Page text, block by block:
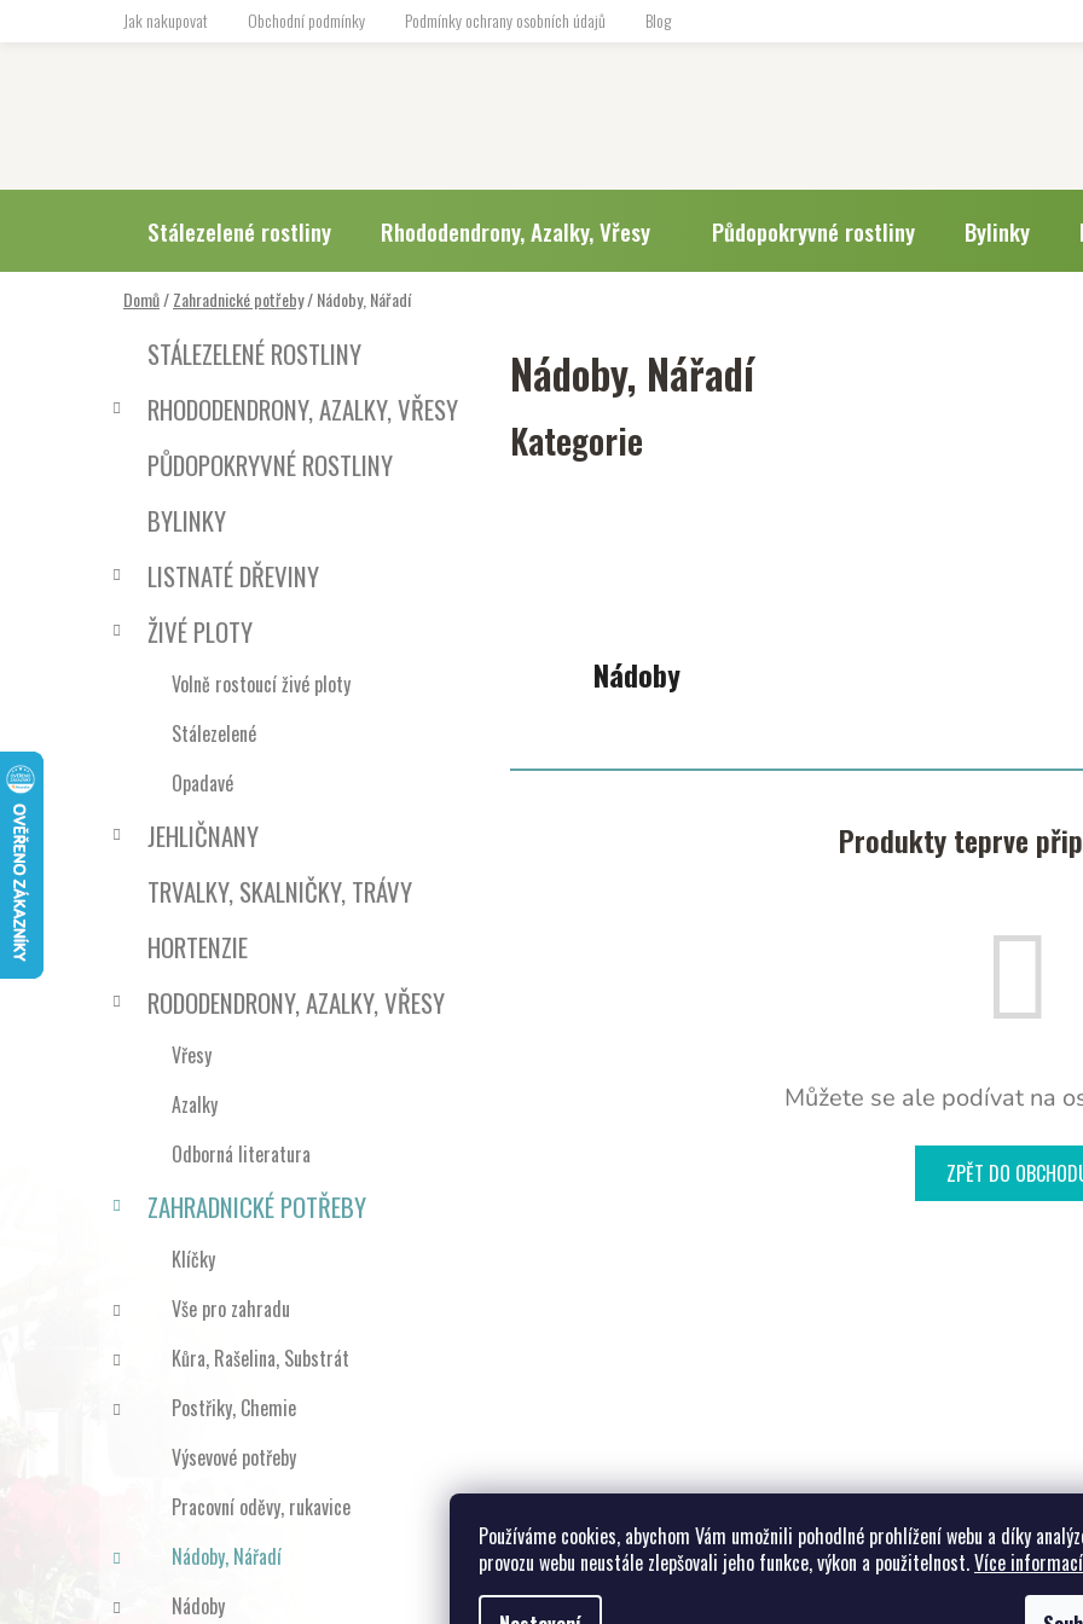
Používáme cookies, abychom Vám umožnili pohodlné prohlížení webu a díky
provozu webu neustále zlepšovali jeho funkce, výkon a použitelnost.Více informací
Jak nakupovat Obchodní podmínky Podmínky ochrany osobních údajů Blog
Stálezelené rostliny Rhododendrony, Azalky, Vřesy Půdopokryvné rostliny Bylinky
Domů/Zahradnické potřeby/Nádoby, Nářadí
Přeskočit
kategorie
e
STÁLEZELENÉ ROSTLINY
RHODODENDRONY, AZALKY, VŘESY
PŮDOPOKRYVNÉ ROSTLINY
BYLINKY
LISTNATÉ DŘEVINY
ŽIVÉ PLOTY
Volně rostoucí živé ploty
Stálezelené
Opadavé
JEHLIČNANY
TRVALKY, SKALNIČKY, TRÁVY
HORTENZIE
RODODENDRONY, AZALKY, VŘESY
Vřesy
Azalky
Odborná literatura
ZAHRADNICKÉ POTŘEBY
Klíčky
Vše pro zahradu
Kůra, Rašelina, Substrát
Postřiky, Chemie
Výsevové potřeby
Pracovní oděvy, rukavice
Nádoby, Nářadí
Nádoby
Nádoby, Nářadí
Kategorie
Nádoby
Produkty teprve
Můžete se ale podívat na
ZPĚT DO